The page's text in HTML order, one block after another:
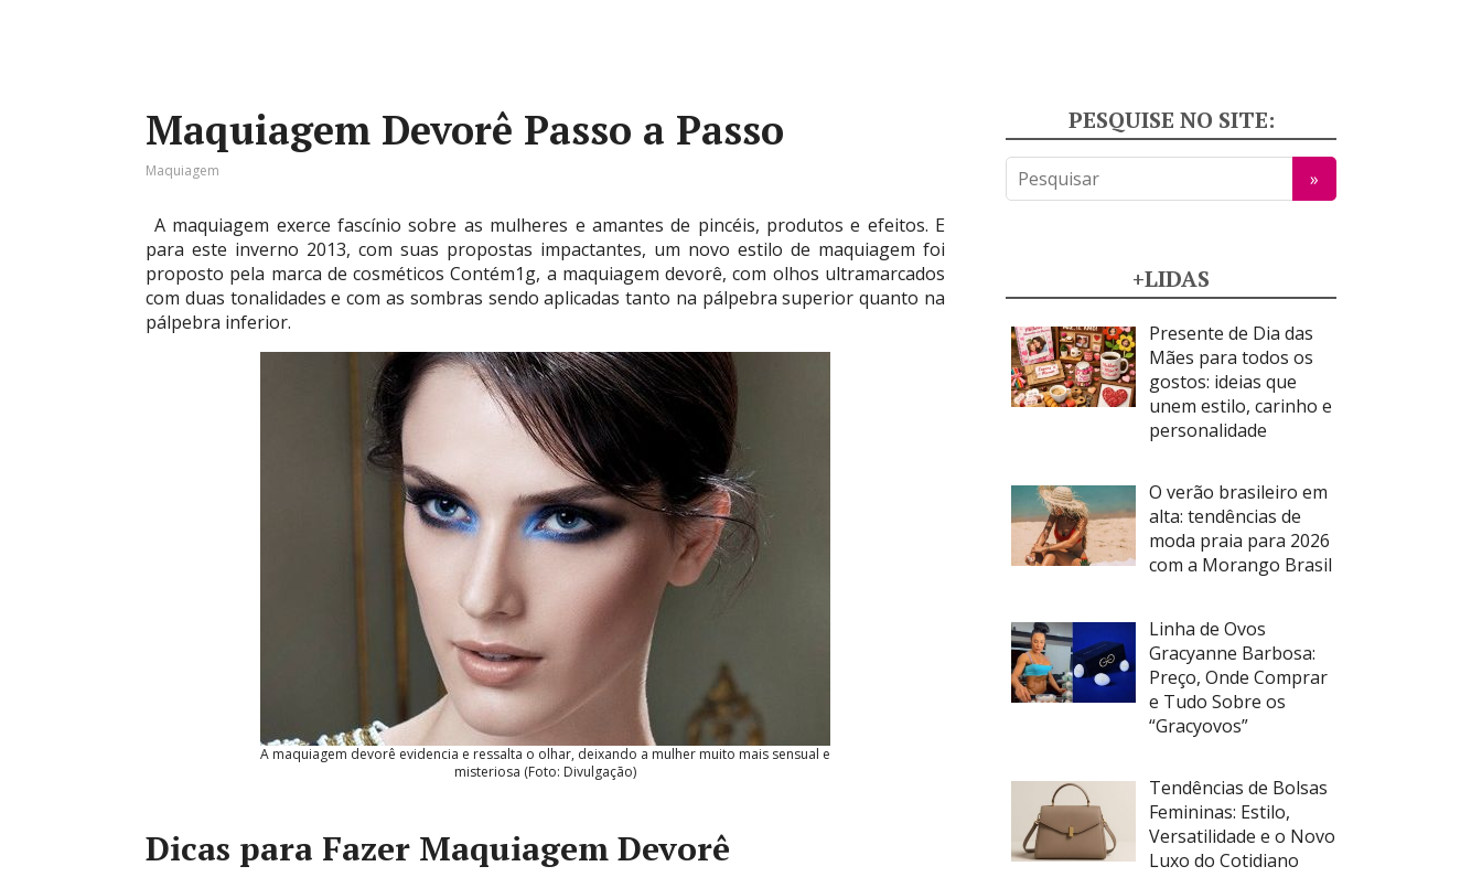
Maquiagem Devorê Passo a Passo
Maquiagem
A maquiagem exerce fascínio sobre as mulheres e amantes de pincéis, produtos e efeitos. E
para este inverno 2013, com suas propostas impactantes, um novo estilo de maquiagem foi
proposto pela marca de cosméticos Contém1g, a maquiagem devorê, com olhos ultramarcados
com duas tonalidades e com as sombras sendo aplicadas tanto na pálpebra superior quanto na
pálpebra inferior.
A maquiagem devorê evidencia e ressalta o olhar, deixando a mulher muito mais sensual e
misteriosa (Foto: Divulgação)
Dicas para Fazer Maquiagem Devorê
PESQUISE NO SITE:
+LIDAS
Presente de Dia das
Mães para todos os
gostos: ideias que
unem estilo, carinho e
personalidade
O verão brasileiro em
alta: tendências de
moda praia para 2026
com a Morango Brasil
Linha de Ovos
Gracyanne Barbosa:
Preço, Onde Comprar
e Tudo Sobre os
“Gracyovos”
Tendências de Bolsas
Femininas: Estilo,
Versatilidade e o Novo
Luxo do Cotidiano